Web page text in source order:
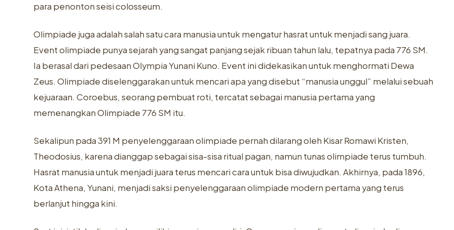
para penonton seisi colosseum.
Olimpiade juga adalah salah satu cara manusia untuk mengatur hasrat untuk menjadi sang juara.
Event olimpiade punya sejarah yang sangat panjang sejak ribuan tahun lalu, tepatnya pada 776 SM.
Ia berasal dari pedesaan Olympia Yunani Kuno. Event ini didekasikan untuk menghormati Dewa
Zeus. Olimpiade diselenggarakan untuk mencari apa yang disebut “manusia unggul” melalui sebuah
kejuaraan. Coroebus, seorang pembuat roti, tercatat sebagai manusia pertama yang
memenangkan Olimpiade 776 SM itu.
Sekalipun pada 391 M penyelenggaraan olimpiade pernah dilarang oleh Kisar Romawi Kristen,
Theodosius, karena dianggap sebagai sisa-sisa ritual pagan, namun tunas olimpiade terus tumbuh.
Hasrat manusia untuk menjadi juara terus mencari cara untuk bisa diwujudkan. Akhirnya, pada 1896,
Kota Athena, Yunani, menjadi saksi penyelenggaraan olimpiade modern pertama yang terus
berlanjut hingga kini.